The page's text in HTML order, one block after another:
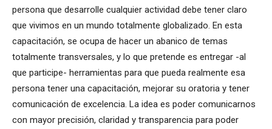
persona que desarrolle cualquier actividad debe tener claro
que vivimos en un mundo totalmente globalizado. En esta
capacitación, se ocupa de hacer un abanico de temas
totalmente transversales, y lo que pretende es entregar -al
que participe- herramientas para que pueda realmente esa
persona tener una capacitación, mejorar su oratoria y tener
comunicación de excelencia. La idea es poder comunicarnos
con mayor precisión, claridad y transparencia para poder